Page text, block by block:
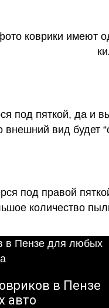
коврики имеют
под пяткой, да и
внешний вид будет
под правой
количество
в Пензе
авто